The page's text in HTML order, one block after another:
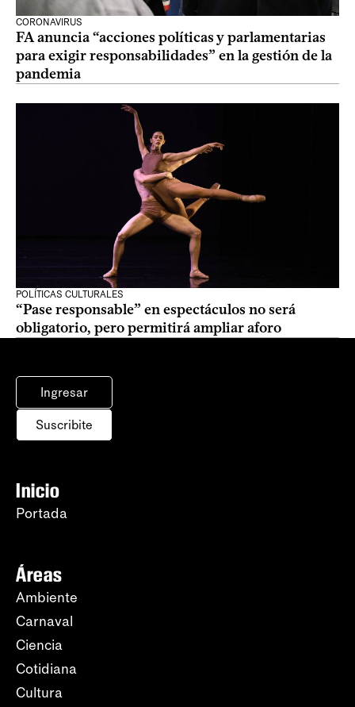
CORONAVIRUS
FA anuncia “acciones políticas y parlamentarias
para exigir responsabilidades” en la gestión de la
pandemia
POLÍTICAS CULTURALES
“Pase responsable” en espectáculos no será
obligatorio, pero permitirá ampliar aforo
Ingresar
Suscribite
Inicio
Portada
Áreas
Ambiente
Carnaval
Ciencia
Cotidiana
Cultura